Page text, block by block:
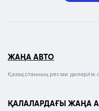
ЖАҢА АВТО
Қазақстанның ресми дилерлік
ҚАЛАЛАРДАҒЫ ЖАҢА